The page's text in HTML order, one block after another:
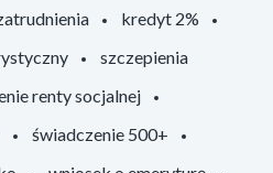
kredyt 2%
szczepienia
renty socjalnej
świadczenie 500+